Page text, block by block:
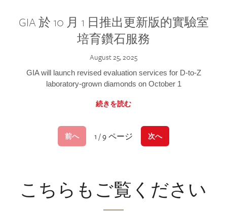
GIA 於 10 月 1 日推出更新版的實驗室
培育鑽石服務
August 25, 2025
GIA will launch revised evaluation services for D-to-Z
laboratory-grown diamonds on October 1
続きを読む
前へ 1 / 9 ページ 次へ
こちらもご覧ください